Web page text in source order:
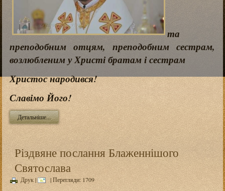
та
преподобним отцям, преподобним сестрам,
возлюбленим у Христі братам і сестрам
Христос народився!
Славімо Його!
Детальніше...
Різдвяне послання Блаженнішого
Святослава
Друк| | Перегляди: 1709